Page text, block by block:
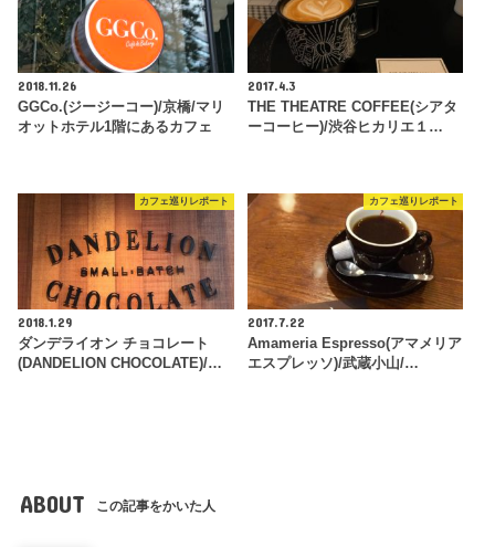
2018.11.26
GGCo.(ジージーコー)/京橋/マリ
オットホテル1階にあるカフェ
2017.4.3
THE THEATRE COFFEE(シアタ
ーコーヒー)/渋谷ヒカリエ１…
カフェ巡りレポート
2018.1.29
ダンデライオン チョコレート
(DANDELION CHOCOLATE)/…
カフェ巡りレポート
2017.7.22
Amameria Espresso(アマメリア
エスプレッソ)/武蔵小山/…
ABOUT この記事をかいた人